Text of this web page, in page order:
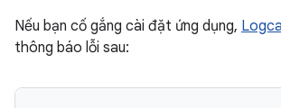
Nếu bạn cố gắng cài đặt ứng dụng,
thông báo lỗi sau: